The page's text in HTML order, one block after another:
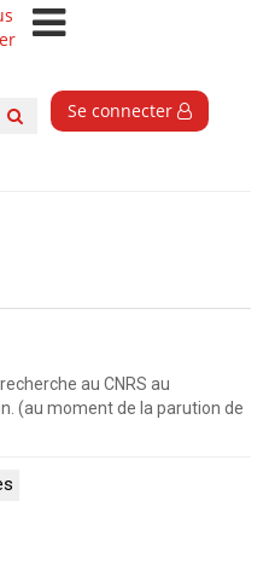
Se connecter
au CNRS au
(au moment de la parution de